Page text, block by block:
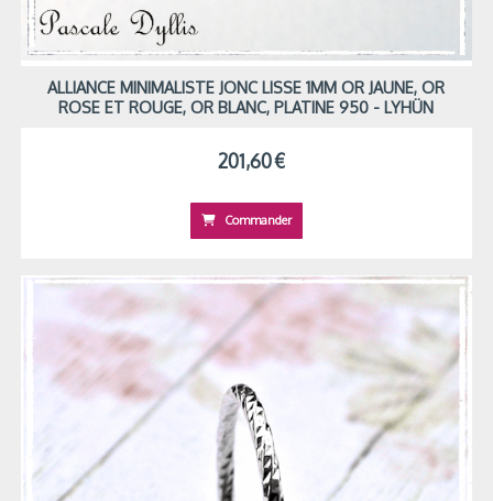
ALLIANCE MINIMALISTE JONC LISSE 1MM OR JAUNE, OR
ROSE ET ROUGE, OR BLANC, PLATINE 950 - LYHÜN
201,60€
Commander